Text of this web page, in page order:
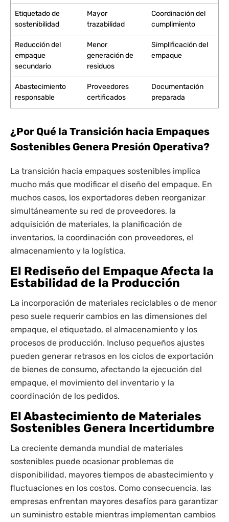
Etiquetado de
sostenibilidad
Mayor
trazabilidad
Coordinación del
cumplimiento
Reducción del
empaque
secundario
Menor
generación de
residuos
Simplificación del
empaque
Abastecimiento
responsable
Proveedores
certificados
Documentación
preparada
¿Por Qué la Transición hacia Empaques
Sostenibles Genera Presión Operativa?
La transición hacia empaques sostenibles implica
mucho más que modificar el diseño del empaque. En
muchos casos, los exportadores deben reorganizar
simultáneamente su red de proveedores, la
adquisición de materiales, la planificación de
inventarios, la coordinación con proveedores, el
almacenamiento y la logística.
El Rediseño del Empaque Afecta la
Estabilidad de la Producción
La incorporación de materiales reciclables o de menor
peso suele requerir cambios en las dimensiones del
empaque, el etiquetado, el almacenamiento y los
procesos de producción. Incluso pequeños ajustes
pueden generar retrasos en los ciclos de exportación
de bienes de consumo, afectando la ejecución del
empaque, el movimiento del inventario y la
coordinación de los pedidos.
El Abastecimiento de Materiales
Sostenibles Genera Incertidumbre
La creciente demanda mundial de materiales
sostenibles puede ocasionar problemas de
disponibilidad, mayores tiempos de abastecimiento y
fluctuaciones en los costos. Como consecuencia, las
empresas enfrentan mayores desafíos para garantizar
un suministro estable mientras implementan cambios